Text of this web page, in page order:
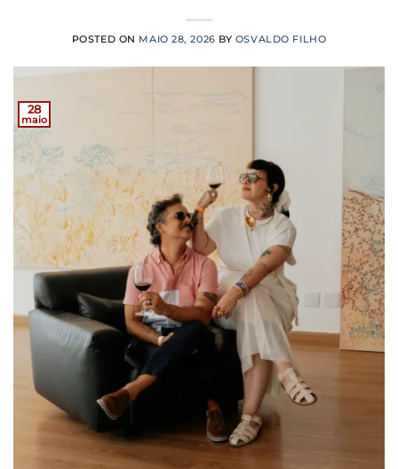
POSTED ON MAIO 28, 2026 BY OSVALDO FILHO
28
maio